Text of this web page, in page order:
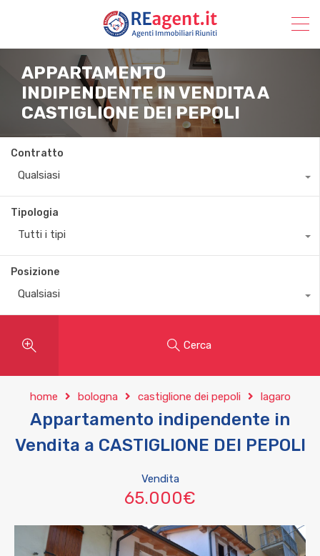
APPARTAMENTO
INDIPENDENTE IN VENDITA A
CASTIGLIONE DEI PEPOLI
Contratto
Qualsiasi
Tipologia
Tutti i tipi
Posizione
Qualsiasi
Cerca
home bologna castiglione dei pepoli lagaro
Appartamento indipendente in
Vendita a CASTIGLIONE DEI PEPOLI
Vendita
65.000€